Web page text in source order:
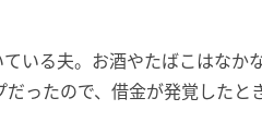
いる夫。お酒やたばこはなか
ったので、借金が発覚したと